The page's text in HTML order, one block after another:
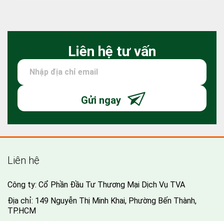
Liên hệ tư vấn
Gửi ngay
Liên hệ
Công ty: Cổ Phần Đầu Tư Thương Mại Dịch Vụ TVA
Địa chỉ: 149 Nguyễn Thị Minh Khai, Phường Bến Thành,
TP.HCM